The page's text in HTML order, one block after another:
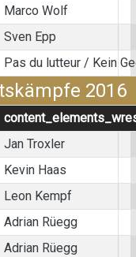
Marco Wolf
Sven Epp
Pas du lutteur / Kein
2016
Jan Troxler
Kevin Haas
Leon Kempf
Adrian Rüegg
Adrian Rüegg